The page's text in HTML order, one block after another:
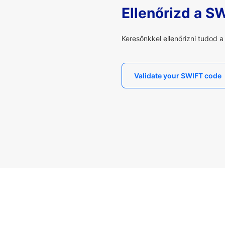
Ellenőrizd a
Keresőnkkel ellenőrizni tudod
Validate your SWIFT code